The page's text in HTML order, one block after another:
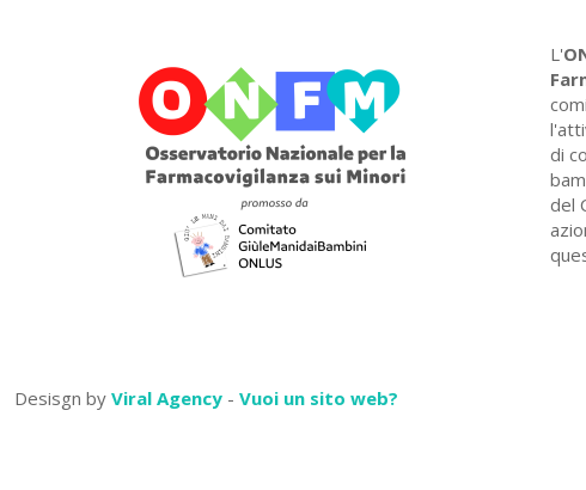
L'
di
del
Desisgn by Viral Agency - Vuoi un sito web?